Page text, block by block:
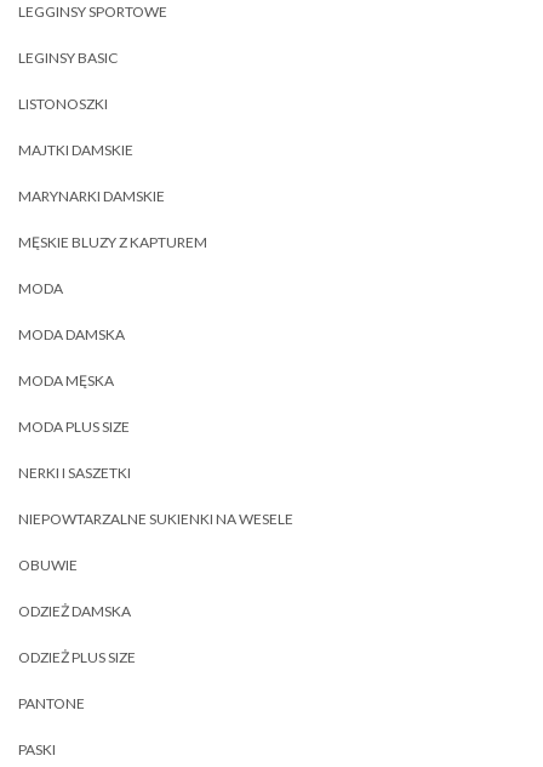
LEGGINSY SPORTOWE
LEGINSY BASIC
LISTONOSZKI
MAJTKI DAMSKIE
MARYNARKI DAMSKIE
MĘSKIE BLUZY Z KAPTUREM
MODA
MODA DAMSKA
MODA MĘSKA
MODA PLUS SIZE
NERKI I SASZETKI
NIEPOWTARZALNE SUKIENKI NA WESELE
OBUWIE
ODZIEŻ DAMSKA
ODZIEŻ PLUS SIZE
PANTONE
PASKI